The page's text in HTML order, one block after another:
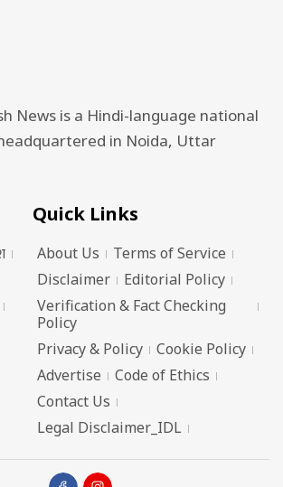
News is a Hindi-language national
in Noida, Uttar
Quick Links
About Us
Terms of Service
Disclaimer
Editorial Policy
Verification & Fact Checking
Policy
Privacy & Policy
Cookie Policy
Advertise
Code of Ethics
Contact Us
Legal Disclaimer_IDL